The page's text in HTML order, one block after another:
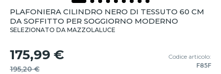
PLAFONIERA CILINDRO NERO DI TESSUTO 60 CM
DA SOFFITTO PER SOGGIORNO MODERNO
SELEZIONATO DA MAZZOLALUCE
175,99 €
195,20 €
Codice articolo:
F85F